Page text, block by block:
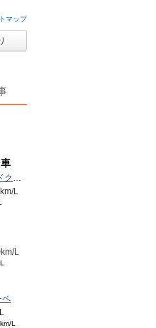
マップ
アウディ A4オールロードクワトロ
km/L
km/L
ペ
km/L